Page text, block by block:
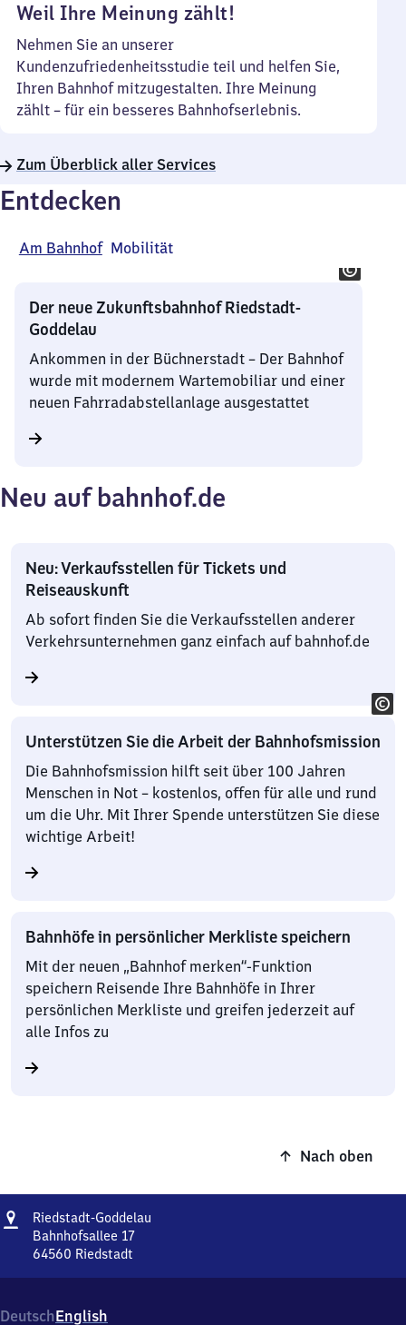
Weil Ihre Meinung zählt!
Nehmen Sie an unserer
Kundenzufriedenheitsstudie teil und helfen Sie,
Ihren Bahnhof mitzugestalten. Ihre Meinung
zählt – für ein besseres Bahnhofserlebnis.
Zum Überblick aller Services
Entdecken
Am Bahnhof Mobilität
Der neue Zukunftsbahnhof Riedstadt-
Goddelau
Ankommen in der Büchnerstadt – Der Bahnhof
wurde mit modernem Wartemobiliar und einer
neuen Fahrradabstellanlage ausgestattet
Neu auf bahnhof.de
Neu: Verkaufsstellen für Tickets und
Reiseauskunft
Ab sofort finden Sie die Verkaufsstellen anderer
Verkehrsunternehmen ganz einfach auf bahnhof.de
Unterstützen Sie die Arbeit der Bahnhofsmission
Die Bahnhofsmission hilft seit über 100 Jahren
Menschen in Not – kostenlos, offen für alle und rund
um die Uhr. Mit Ihrer Spende unterstützen Sie diese
wichtige Arbeit!
Bahnhöfe in persönlicher Merkliste speichern
Mit der neuen „Bahnhof merken“-Funktion
speichern Reisende Ihre Bahnhöfe in Ihrer
persönlichen Merkliste und greifen jederzeit auf
alle Infos zu
Nach oben
Adresse
Riedstadt-Goddelau
Bahnhofsallee 17
64560 Riedstadt
Bahnhofsallee
DeutschEnglish